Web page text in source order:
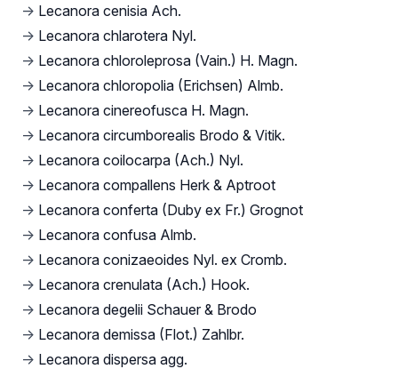
→ Lecanora cenisia Ach.
→ Lecanora chlarotera Nyl.
→ Lecanora chloroleprosa (Vain.) H. Magn.
→ Lecanora chloropolia (Erichsen) Almb.
→ Lecanora cinereofusca H. Magn.
→ Lecanora circumborealis Brodo & Vitik.
→ Lecanora coilocarpa (Ach.) Nyl.
→ Lecanora compallens Herk & Aptroot
→ Lecanora conferta (Duby ex Fr.) Grognot
→ Lecanora confusa Almb.
→ Lecanora conizaeoides Nyl. ex Cromb.
→ Lecanora crenulata (Ach.) Hook.
→ Lecanora degelii Schauer & Brodo
→ Lecanora demissa (Flot.) Zahlbr.
→ Lecanora dispersa agg.